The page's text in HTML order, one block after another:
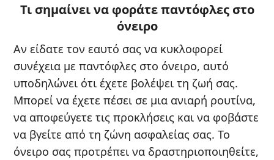
Τι σημαίνει να φοράτε παντόφλες στο
όνειρο
Αν είδατε τον εαυτό σας να κυκλοφορεί
συνέχεια με παντόφλες στο όνειρο, αυτό
υποδηλώνει ότι έχετε βολέψει τη ζωή σας.
Μπορεί να έχετε πέσει σε μια ανιαρή ρουτίνα,
να αποφεύγετε τις προκλήσεις και να φοβάστε
να βγείτε από τη ζώνη ασφαλείας σας. Το
όνειρο σας προτρέπει να δραστηριοποιηθείτε,